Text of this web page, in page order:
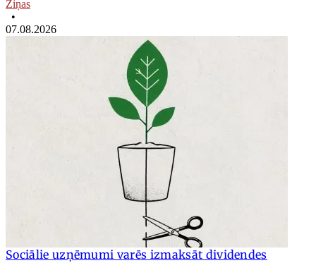
Ziņas
•
07.08.2026
Sociālie uzņēmumi varēs izmaksāt dividendes